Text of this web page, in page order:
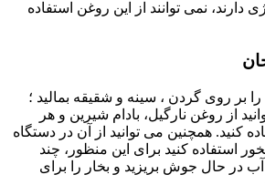
دارند، نمی توانند از این روغن استفاده
بر روی گردن ، سینه و شقیقه بمالید ؛
از روغن نارگیل، بادام شیرین و هر
کنید. همچنین می توانید از آن در دستگاه
استفاده کنید برای این منظور، چند
در حال جوش بریزید و بخار را برای